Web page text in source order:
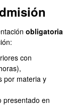
obligatoria
con
por materia y
presentado en